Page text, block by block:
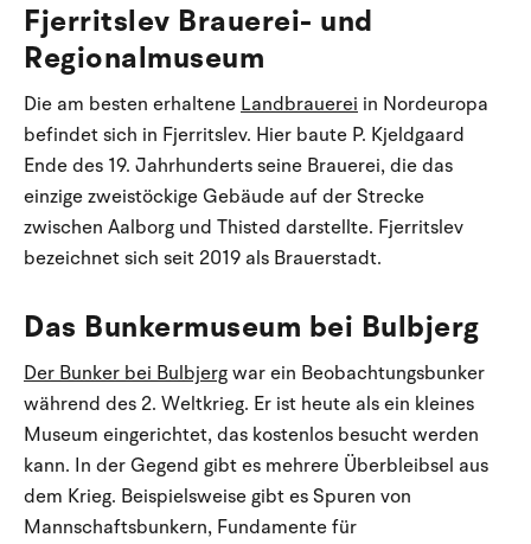
Fjerritslev Brauerei- und
Regionalmuseum
Die am besten erhalteneLandbrauerei in Nordeuropa
befindet sich in Fjerritslev. Hier baute P. Kjeldgaard
Ende des 19. Jahrhunderts seine Brauerei, die das
einzige zweistöckige Gebäude auf der Strecke
zwischen Aalborg und Thisted darstellte. Fjerritslev
bezeichnet sich seit 2019 als Brauerstadt.
Das Bunkermuseum bei Bulbjerg
Der Bunker bei Bulbjergwar ein Beobachtungsbunker
während des 2. Weltkrieg. Er ist heute als ein kleines
Museum eingerichtet, das kostenlos besucht werden
kann. In der Gegend gibt es mehrere Überbleibsel aus
dem Krieg. Beispielsweise gibt es Spuren von
Mannschaftsbunkern, Fundamente für